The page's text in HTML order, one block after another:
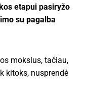
etapui pasiryžo
su pagalba
mokslus, tačiau,
kitoks, nusprendė